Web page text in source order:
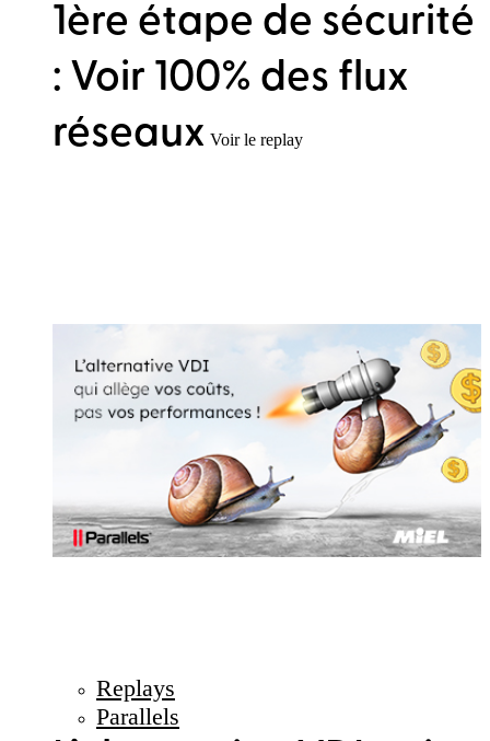
1ère étape de sécurité
: Voir 100% des flux
réseaux Voir le replay
Replays
Parallels